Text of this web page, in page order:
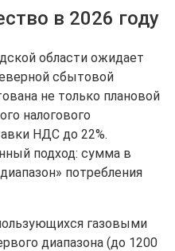
в 2026 году
области ожидает
сбытовой
не только плановой
налогового
НДС до 22%.
подход: сумма в
потребления
газовыми
диапазона (до 1200